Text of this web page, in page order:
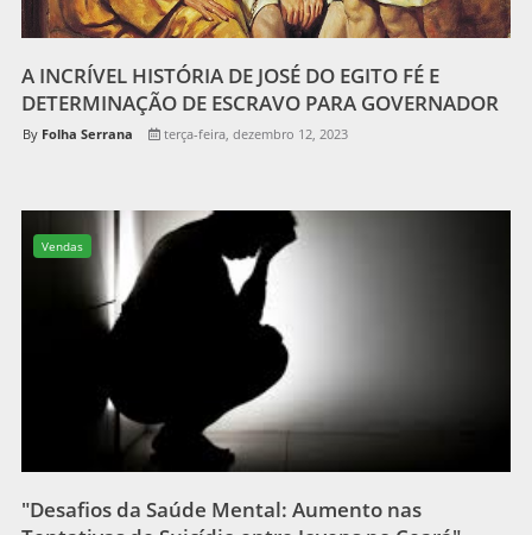
A INCRÍVEL HISTÓRIA DE JOSÉ DO EGITO FÉ E
DETERMINAÇÃO DE ESCRAVO PARA GOVERNADOR
Folha Serrana terça-feira, dezembro 12, 2023
Vendas
"Desafios da Saúde Mental: Aumento nas